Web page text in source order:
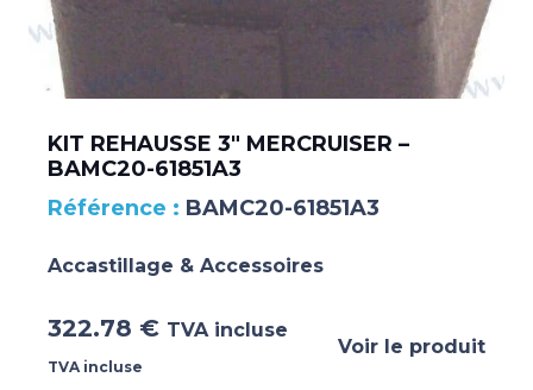
KIT REHAUSSE 3″ MERCRUISER –
BAMC20-61851A3
BAMC20-61851A3
Accastillage & Accessoires
322.78 € TVA incluse
TVA incluse
Voir le produit